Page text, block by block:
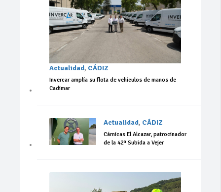
Actualidad, CÁDIZ
Invercar amplía su flota de vehículos de manos de
Cadimar
Actualidad, CÁDIZ
Cárnicas El Alcazar, patrocinador
de la 42ª Subida a Vejer